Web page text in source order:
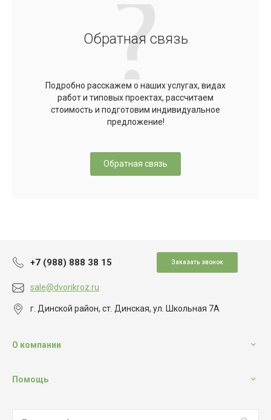
Обратная связь
Подробно расскажем о наших услугах, видах
работ и типовых проектах, рассчитаем
стоимость и подготовим индивидуальное
предложение!
Обратная связь
+7 (988) 888 38 15 Заказать звонок
sale@dvorikroz.ru
г. Динской район, ст. Динская, ул. Школьная 7А
О компании
Помощь